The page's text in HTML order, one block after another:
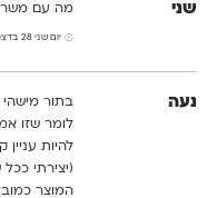
שני מה עם
יום שני 28 בדצמבר 2020 בשעה 9:04
נעה
בתור
לומר שזו
להיות
(יצירתי
המוצר